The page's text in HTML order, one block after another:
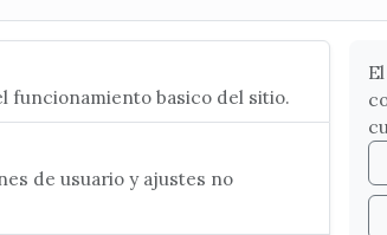
funcionamiento basico del sitio.
de usuario y ajustes no